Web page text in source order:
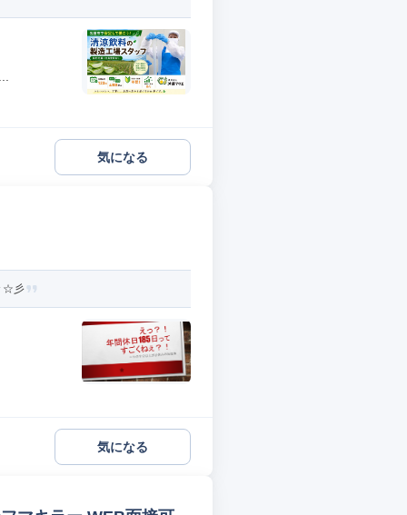
気になる
☆彡
気になる